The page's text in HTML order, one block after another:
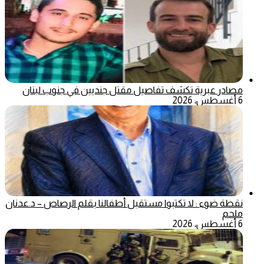
مصادر عبرية تكشف تفاصيل مقتل جنديين في جنوب لبنان
6 أغسطس، 2026
نقطة ضوء : لا تكتبوا مستقبل أطفالنا بقلم الرصاص – د.عدنان
ملحم
6 أغسطس، 2026